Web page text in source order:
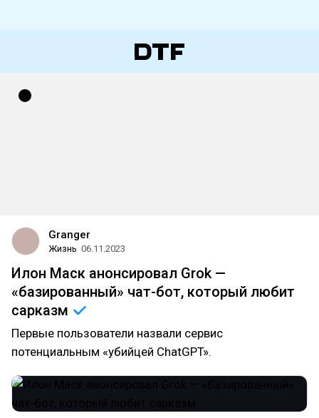
Granger
Жизнь 06.11.2023
Илон Маск анонсировал Grok —
«базированный» чат-бот, который любит
сарказм
Первые пользователи назвали сервис
потенциальным «убийцей ChatGPT».